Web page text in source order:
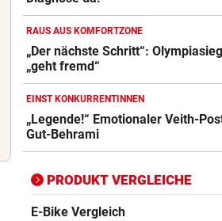
RAUS AUS KOMFORTZONE
„Der nächste Schritt“:
„geht fremd“
EINST KONKURRENTINNEN
„Legende!“ Emotionaler Veith-
Gut-Behrami
PRODUKT VERGLEICHE
ZUM VERGLEICH
ZUM VERGLEICH
Elektro-Scooter Vergleich
ZUM VERGLEICH
Ergometer Vergleich
ZUM VERGLEICH
Fahrrad Test